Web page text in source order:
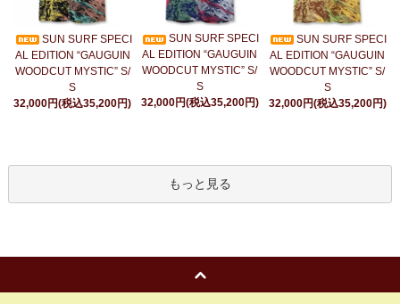
SUN SURF SPECI
AL EDITION “GAUGUIN
WOODCUT MYSTIC” S/
S
32,000円(税込35,200円)
SUN SURF SPECI
AL EDITION “GAUGUIN
WOODCUT MYSTIC” S/
S
32,000円(税込35,200円)
SUN SURF SPECI
AL EDITION “GAUGUIN
WOODCUT MYSTIC” S/
S
32,000円(税込35,200円)
もっと見る